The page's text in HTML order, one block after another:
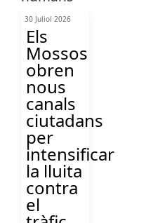
30 Juliol 2026
Els
Mossos
obren
nous
canals
ciutadans
per
intensificar
la lluita
contra
el